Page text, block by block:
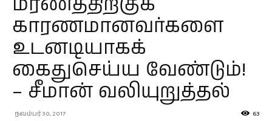
காரணமானவர்களை
உடனடியாகக்
கைதுசெய்ய வேண்டும்!
– சீமான் வலியுறுத்தல்
நவம்பர் 30, 2017 63